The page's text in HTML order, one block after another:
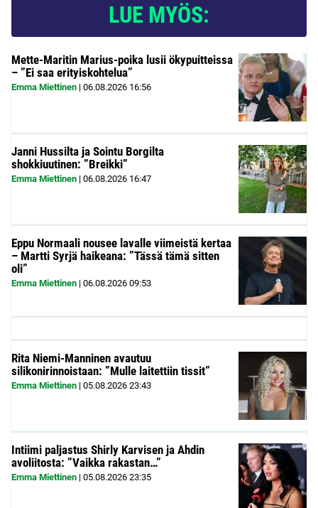
LUE MYÖS:
Mette-Maritin Marius-poika lusii ökypuitteissa
– ”Ei saa erityiskohtelua”
Emma Miettinen | 06.08.2026 16:56
Janni Hussilta ja Sointu Borgilta
shokkiuutinen: ”Breikki”
Emma Miettinen | 06.08.2026 16:47
Eppu Normaali nousee lavalle viimeistä kertaa
– Martti Syrjä haikeana: ”Tässä tämä sitten
oli”
Emma Miettinen | 06.08.2026 09:53
Rita Niemi-Manninen avautuu
silikonirinnoistaan: ”Mulle laitettiin tissit”
Emma Miettinen | 05.08.2026 23:43
Intiimi paljastus Shirly Karvisen ja Ahdin
avoliitosta: ”Vaikka rakastan…”
Emma Miettinen | 05.08.2026 23:35